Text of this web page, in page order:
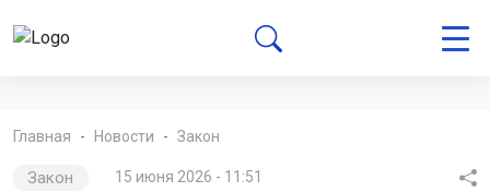
Главная Новости Закон
Закон 15 июня 2026 - 11:51